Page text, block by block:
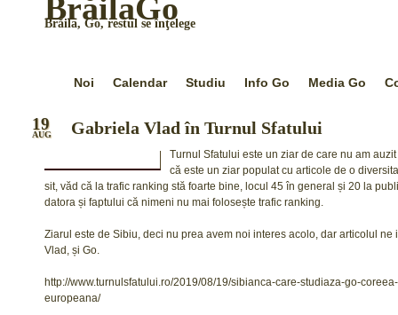
BrăilaGo
Brăila, Go, restul se înţelege
Noi Calendar Studiu Info Go Media Go
Gabriela Vlad în Turnul Sfatului
Turnul Sfatului este un ziar de care nu am
că este un ziar populat cu articole de o
sit, văd că la trafic ranking stă foarte bine, locul 45 în general și 20 la
datora și faptului că nimeni nu mai folosește trafic ranking.
Ziarul este de Sibiu, deci nu prea avem noi interes acolo, dar articolul
Vlad, și Go.
http://www.turnulsfatului.ro/2019/08/19/sibianca-care-studiaza-go-
europeana/
19
AUG